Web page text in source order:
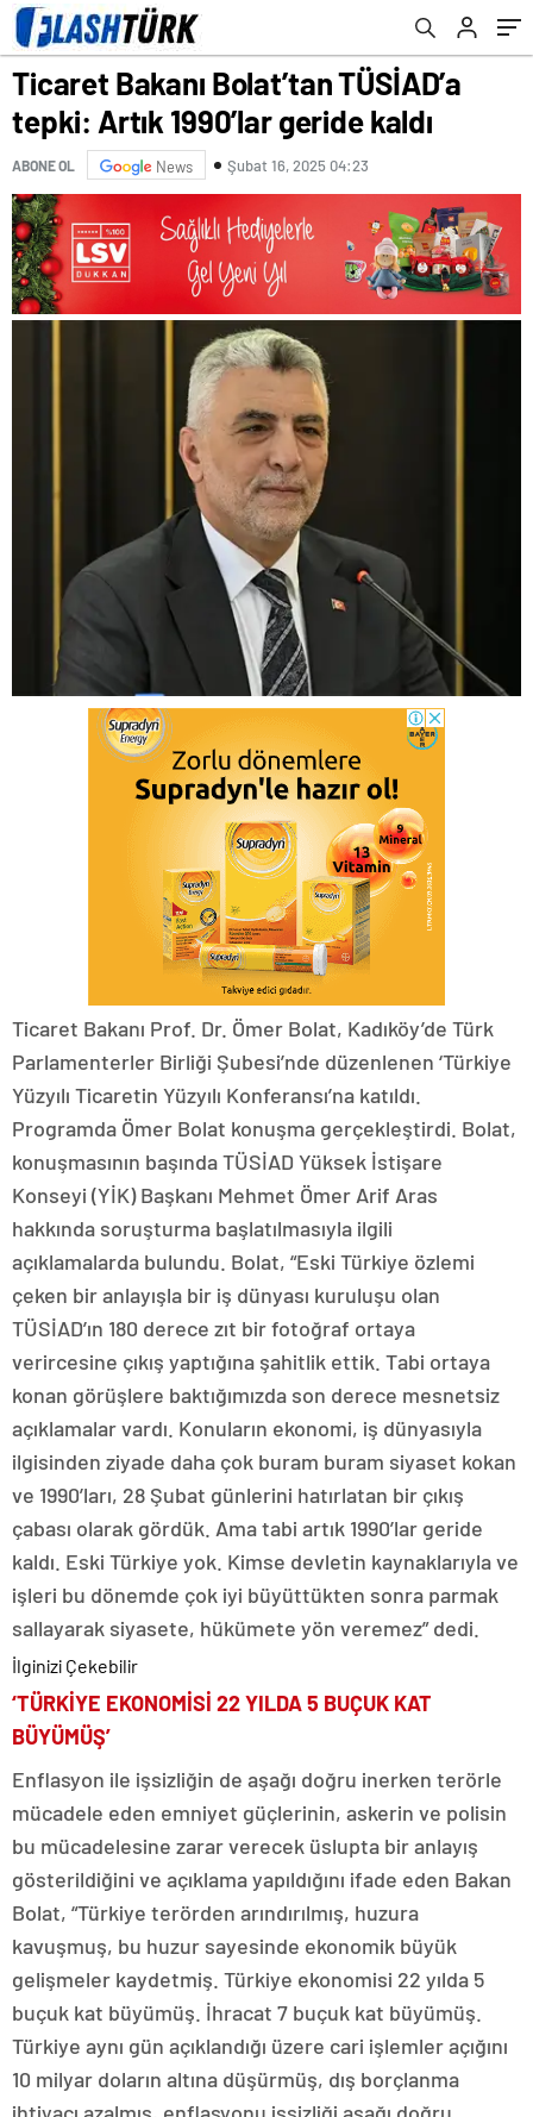
Ticaret Bakanı Bolat’tan TÜSİAD’a
tepki: Artık 1990’lar geride kaldı
ABONE OL News Şubat 16, 2025 04:23
Ticaret Bakanı Prof. Dr. Ömer Bolat, Kadıköy’de Türk
Parlamenterler Birliği Şubesi’nde düzenlenen ‘Türkiye
Yüzyılı Ticaretin Yüzyılı Konferansı’na katıldı.
Programda Ömer Bolat konuşma gerçekleştirdi. Bolat,
konuşmasının başında TÜSİAD Yüksek İstişare
Konseyi (YİK) Başkanı Mehmet Ömer Arif Aras
hakkında soruşturma başlatılmasıyla ilgili
açıklamalarda bulundu. Bolat, “Eski Türkiye özlemi
çeken bir anlayışla bir iş dünyası kuruluşu olan
TÜSİAD’ın 180 derece zıt bir fotoğraf ortaya
verircesine çıkış yaptığına şahitlik ettik. Tabi ortaya
konan görüşlere baktığımızda son derece mesnetsiz
açıklamalar vardı. Konuların ekonomi, iş dünyasıyla
ilgisinden ziyade daha çok buram buram siyaset kokan
ve 1990’ları, 28 Şubat günlerini hatırlatan bir çıkış
çabası olarak gördük. Ama tabi artık 1990’lar geride
kaldı. Eski Türkiye yok. Kimse devletin kaynaklarıyla ve
işleri bu dönemde çok iyi büyüttükten sonra parmak
sallayarak siyasete, hükümete yön veremez” dedi.
İlginizi Çekebilir
‘TÜRKİYE EKONOMİSİ 22 YILDA 5 BUÇUK KAT
BÜYÜMÜŞ’
Enflasyon ile işsizliğin de aşağı doğru inerken terörle
mücadele eden emniyet güçlerinin, askerin ve polisin
bu mücadelesine zarar verecek üslupta bir anlayış
gösterildiğini ve açıklama yapıldığını ifade eden Bakan
Bolat, “Türkiye terörden arındırılmış, huzura
kavuşmuş, bu huzur sayesinde ekonomik büyük
gelişmeler kaydetmiş. Türkiye ekonomisi 22 yılda 5
buçuk kat büyümüş. İhracat 7 buçuk kat büyümüş.
Türkiye aynı gün açıklandığı üzere cari işlemler açığını
10 milyar doların altına düşürmüş, dış borçlanma